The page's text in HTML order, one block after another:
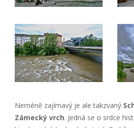
Neméně zajímavý je ale takzvaný
Zámecký vrch. Jedná se o srdce